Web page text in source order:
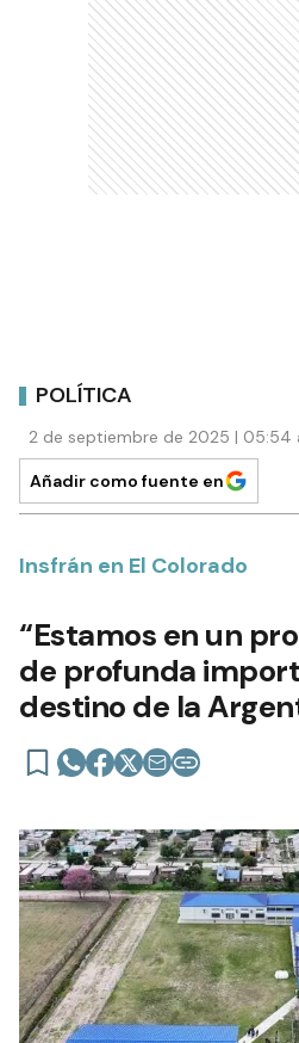
POLÍTICA
2 de septiembre de 2025 | 05:54
Añadir como fuente en
Insfrán en El Colorado
“Estamos en un
de profunda
destino de la